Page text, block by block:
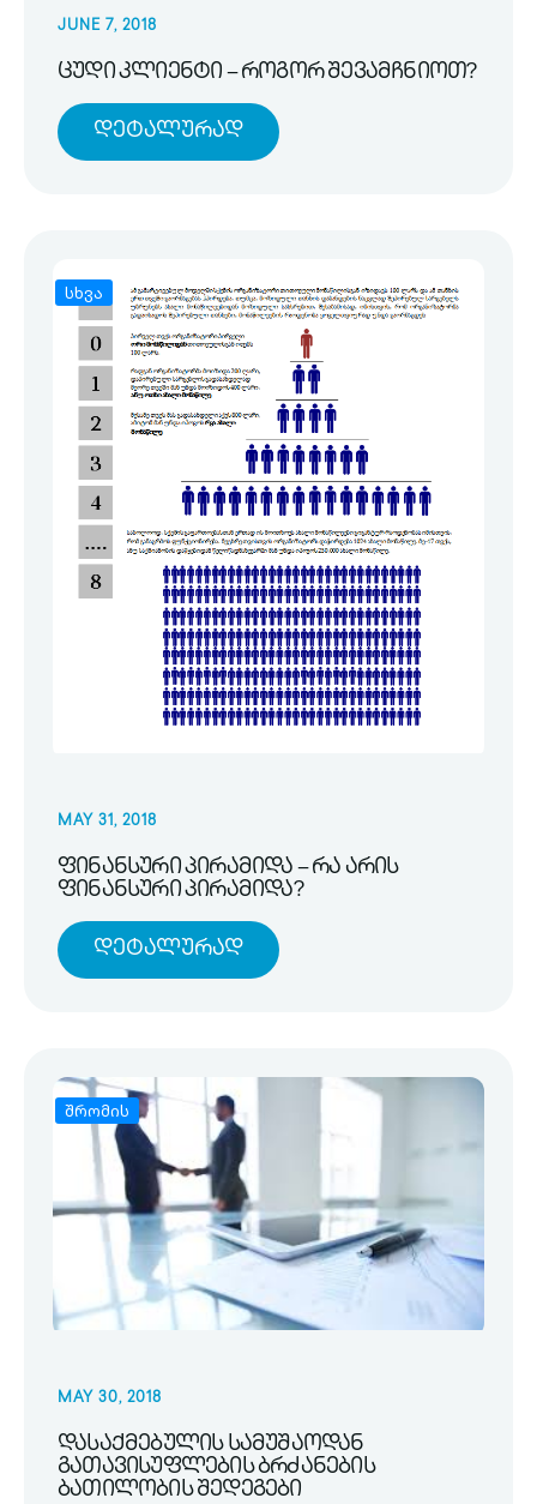
JUNE 7, 2018
ცუდი კლიენტი – როგორ შევამჩნიოთ?
Დეტალურად
სხვა
MAY 31, 2018
ფინანსური პირამიდა – რა არის
ფინანსური პირამიდა?
Დეტალურად
შრომის
MAY 30, 2018
დასაქმებულის სამუშაოდან
გათავისუფლების ბრძანების
ბათილობის შედეგები